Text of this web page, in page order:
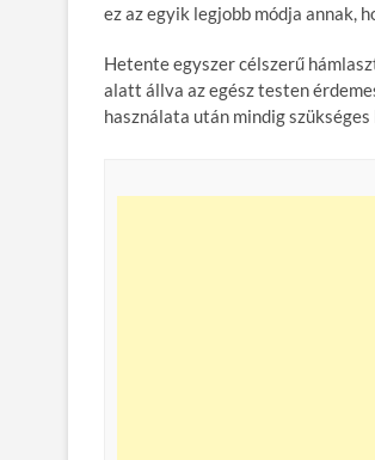
ez az egyik legjobb módja annak,
Hetente egyszer célszerű
alatt állva az egész testen
használata után mindig